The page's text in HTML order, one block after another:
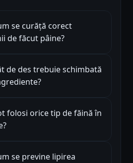
se curăță corect
de făcut pâine?
de des trebuie schimbată
folosi orice tip de făină în
se previne lipirea